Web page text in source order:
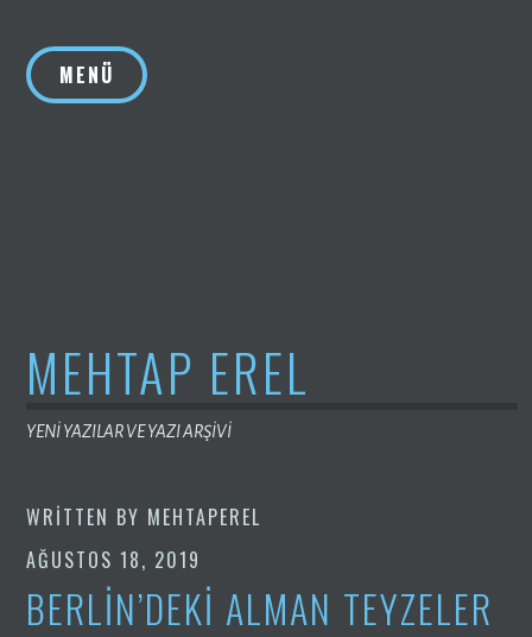
MENÜ
MEHTAP EREL
YENİ YAZILAR VE YAZI ARŞİVİ
WRITTEN BY MEHTAPEREL
AĞUSTOS 18, 2019
BERLIN’DEKI ALMAN TEYZELER